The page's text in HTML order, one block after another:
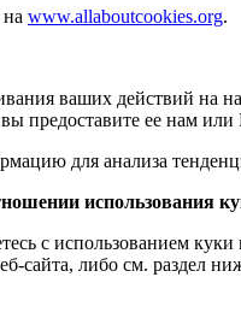
www.allaboutcookies.org.
ваших действий на
предоставите ее нам
для анализа
использования
с использованием
сайта, либо см. раздел